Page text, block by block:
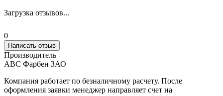
Загрузка отзывов...
0
Написать отзыв
Производитель
АВС Фарбен ЗАО
Компания работает по безналичному расчету. После
оформления заявки менеджер направляет счет на